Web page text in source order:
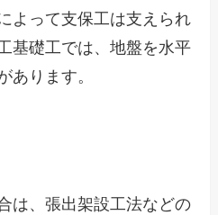
よって支保工は支えられ
基礎工では、地盤を水平
あります。
は、張出架設工法などの